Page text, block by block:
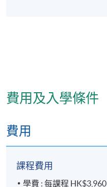
費用及入學條件
費用
課程費用
學費 : 每課程 HK$3,960